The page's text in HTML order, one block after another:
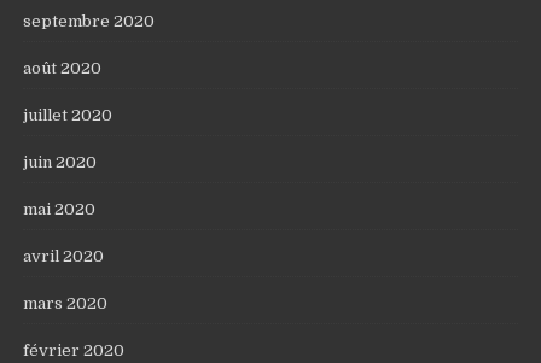
septembre 2020
août 2020
juillet 2020
juin 2020
mai 2020
avril 2020
mars 2020
février 2020